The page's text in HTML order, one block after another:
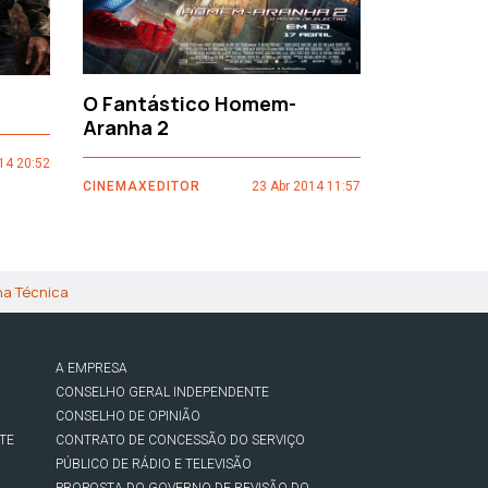
20:52
O Fantástico Homem-
Aranha 2
CINEMAXEDITOR 23 Abr 2014 11:57
Técnica
A EMPRESA
CONSELHO GERAL INDEPENDENTE
CONSELHO DE OPINIÃO
CONTRATO DE CONCESSÃO DO SERVIÇO
PÚBLICO DE RÁDIO E TELEVISÃO